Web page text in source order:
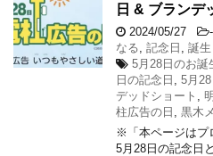
日 & ブランデ
2024/05/27 -
なる 記念日 誕生
5月28日のお誕
日の記念日
5月
デッドショート
柱広告の日
黒木
※「本ページはプ
5月28日の記念日